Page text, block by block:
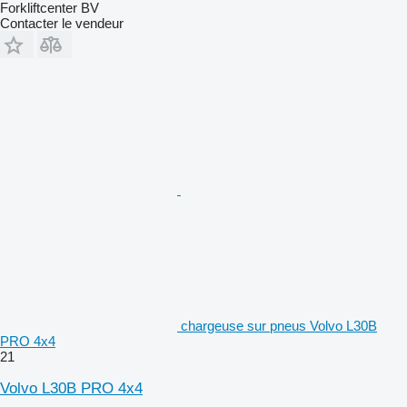
Forkliftcenter BV
Contacter le vendeur
chargeuse sur pneus Volvo L30B
PRO 4x4
21
Volvo L30B PRO 4x4